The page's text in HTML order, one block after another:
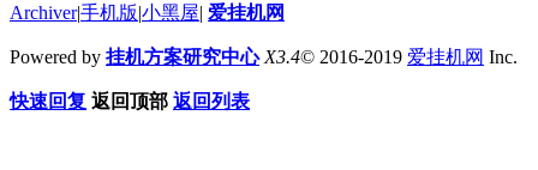
Archiver|手机版|小黑屋| 爱挂机网
Powered by 挂机方案研究中心 X3.4© 2016-2019 爱挂机网 Inc.
快速回复 返回顶部 返回列表